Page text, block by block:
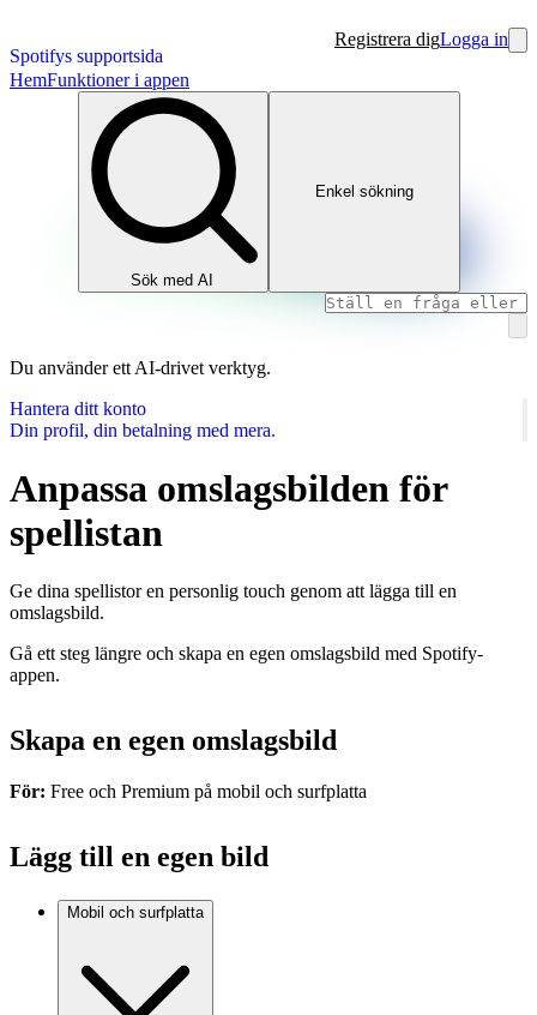
Spotifys supportsida
Registrera digLogga in
HemFunktioner i appen
Sök med AI
Enkel sökning
Du använder ett AI‑drivet verktyg.
Hantera ditt konto
Din profil, din betalning med mera.
Anpassa omslagsbilden för
spellistan
Ge dina spellistor en personlig touch genom att lägga till en
omslagsbild.
Gå ett steg längre och skapa en egen omslagsbild med Spotify-
appen.
Skapa en egen omslagsbild
För: Free och Premium på mobil och surfplatta
Lägg till en egen bild
Mobil och surfplatta